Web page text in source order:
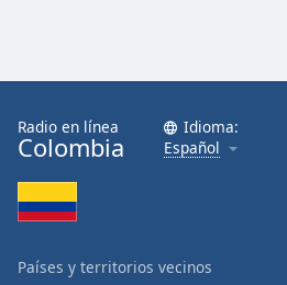
Radio en línea
Colombia
Idioma:
Español
Países y territorios vecinos